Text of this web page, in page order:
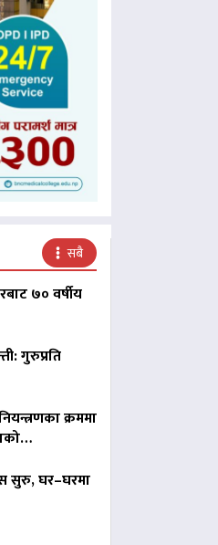
सबै
७० वर्षीय
गुरुप्रति
क्रममा
सुरु, घर–घरमा